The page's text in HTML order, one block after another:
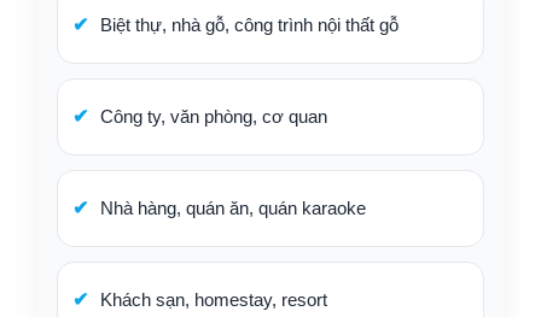
Biệt thự, nhà gỗ, công trình nội thất gỗ
Công ty, văn phòng, cơ quan
Nhà hàng, quán ăn, quán karaoke
Khách sạn, homestay, resort